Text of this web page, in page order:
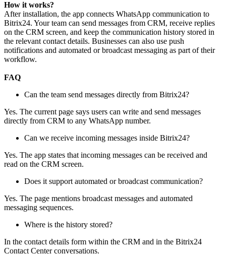
How it works?
After installation, the app connects WhatsApp communication to
Bitrix24. Your team can send messages from CRM, receive replies
on the CRM screen, and keep the communication history stored in
the relevant contact details. Businesses can also use push
notifications and automated or broadcast messaging as part of their
workflow.
FAQ
Can the team send messages directly from Bitrix24?
Yes. The current page says users can write and send messages
directly from CRM to any WhatsApp number.
Can we receive incoming messages inside Bitrix24?
Yes. The app states that incoming messages can be received and
read on the CRM screen.
Does it support automated or broadcast communication?
Yes. The page mentions broadcast messages and automated
messaging sequences.
Where is the history stored?
In the contact details form within the CRM and in the Bitrix24
Contact Center conversations.